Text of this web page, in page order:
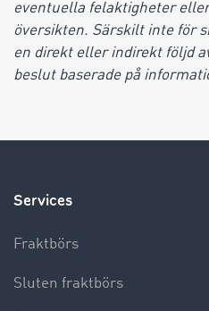
eventuella felaktigheter
översikten. Särskilt inte för
en direkt eller indirekt följd
beslut baserade på
Services
Fraktbörs
Sluten fraktbörs